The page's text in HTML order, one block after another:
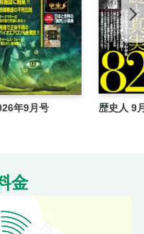
年9月号 歴史人 9
金